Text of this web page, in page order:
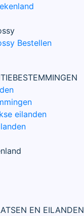
Bestellen
eilanden
EN EILANDEN